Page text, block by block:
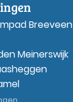
Breeveen
Meinerswijk